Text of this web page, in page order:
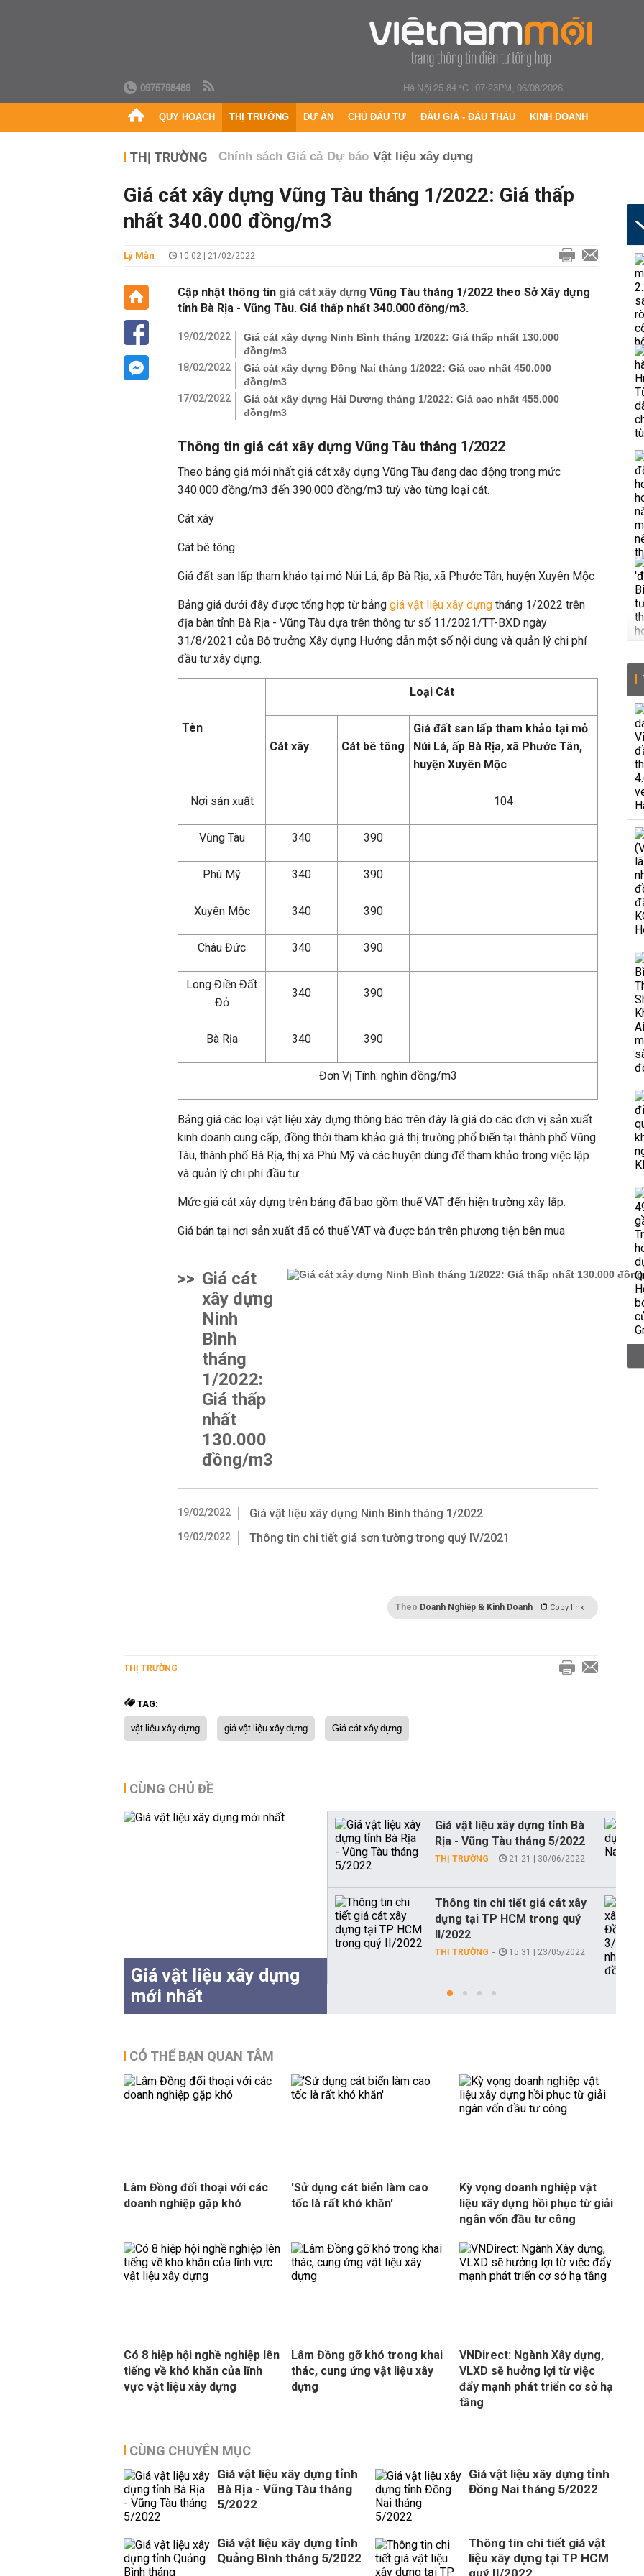
0975798489 Hà Nội 25.84 °C|07:23PM, 06/08/2026
QUY HOẠCH THỊ TRƯỜNG DỰ ÁN CHỦ ĐẦU TƯ ĐẤU GIÁ - ĐẤU THẦU KINH DOANH
THỊ TRƯỜNG Chính sách Giá cả Dự báo Vật liệu xây dựng
Giá cát xây dựng Vũng Tàu tháng 1/2022: Giá thấp
nhất 340.000 đồng/m3
Lý Mẫn 10:02 | 21/02/2022
Cập nhật thông tin giá cát xây dựng Vũng Tàu tháng 1/2022 theo Sở Xây dựng
tỉnh Bà Rịa - Vũng Tàu. Giá thấp nhất 340.000 đồng/m3.
19/02/2022
Giá cát xây dựng Ninh Bình tháng 1/2022: Giá thấp nhất 130.000
đồng/m3
18/02/2022
Giá cát xây dựng Đồng Nai tháng 1/2022: Giá cao nhất 450.000
đồng/m3
17/02/2022
Giá cát xây dựng Hải Dương tháng 1/2022: Giá cao nhất 455.000
đồng/m3
Thông tin giá cát xây dựng Vũng Tàu tháng 1/2022
Theo bảng giá mới nhất giá cát xây dựng Vũng Tàu đang dao động trong mức
340.000 đồng/m3 đến 390.000 đồng/m3 tuỳ vào từng loại cát.
Cát xây
Cát bê tông
Giá đất san lấp tham khảo tại mỏ Núi Lá, ấp Bà Rịa, xã Phước Tân, huyện Xuyên Mộc
Bảng giá dưới đây được tổng hợp từ bảng giá vật liệu xây dựng tháng 1/2022 trên
địa bàn tỉnh Bà Rịa - Vũng Tàu dựa trên thông tư số 11/2021/TT-BXD ngày
31/8/2021 của Bộ trưởng Xây dựng Hướng dẫn một số nội dung và quản lý chi phí
đầu tư xây dựng.
Tên
Loại Cát
Cát xây Cát bê tông
Giá đất san lấp tham khảo tại mỏ
Núi Lá, ấp Bà Rịa, xã Phước Tân,
huyện Xuyên Mộc
Nơi sản xuất 104
Vũng Tàu 340 390
Phú Mỹ 340 390
Xuyên Mộc 340 390
Châu Đức 340 390
Long Điền Đất
Đỏ
340 390
Bà Rịa 340 390
Đơn Vị Tính: nghìn đồng/m3
Bảng giá các loại vật liệu xây dựng thông báo trên đây là giá do các đơn vị sản xuất
kinh doanh cung cấp, đồng thời tham khảo giá thị trường phổ biến tại thành phố Vũng
Tàu, thành phố Bà Rịa, thị xã Phú Mỹ và các huyện dùng để tham khảo trong việc lập
và quản lý chi phí đầu tư.
Mức giá cát xây dựng trên bảng đã bao gồm thuế VAT đến hiện trường xây lắp.
Giá bán tại nơi sản xuất đã có thuế VAT và được bán trên phương tiện bên mua
>> Giá cát
xây dựng
Ninh
Bình
tháng
1/2022:
Giá thấp
nhất
130.000
đồng/m3
19/02/2022 Giá vật liệu xây dựng Ninh Bình tháng 1/2022
19/02/2022 Thông tin chi tiết giá sơn tường trong quý IV/2021
Theo Doanh Nghiệp & Kinh Doanh Copy link
THỊ TRƯỜNG
TAG:
vật liệu xây dựng giá vật liệu xây dựng Giá cát xây dựng
CÙNG CHỦ ĐỀ
Giá vật liệu xây dựng
mới nhất
Giá vật liệu xây dựng tỉnh Bà
Rịa - Vũng Tàu tháng 5/2022
THỊ TRƯỜNG 21:21 | 30/06/2022
Thông tin chi tiết giá cát xây
dựng tại TP HCM trong quý
II/2022
THỊ TRƯỜNG 15:31 | 23/05/2022
CÓ THỂ BẠN QUAN TÂM
Lâm Đồng đối thoại với các
doanh nghiệp gặp khó
'Sử dụng cát biển làm cao
tốc là rất khó khăn'
Kỳ vọng doanh nghiệp vật
liệu xây dựng hồi phục từ giải
ngân vốn đầu tư công
Có 8 hiệp hội nghề nghiệp lên
tiếng về khó khăn của lĩnh
vực vật liệu xây dựng
Lâm Đồng gỡ khó trong khai
thác, cung ứng vật liệu xây
dựng
VNDirect: Ngành Xây dựng,
VLXD sẽ hưởng lợi từ việc
đẩy mạnh phát triển cơ sở hạ
tầng
CÙNG CHUYÊN MỤC
Giá vật liệu xây dựng tỉnh
Bà Rịa - Vũng Tàu tháng
5/2022
Giá vật liệu xây dựng tỉnh
Đồng Nai tháng 5/2022
Giá vật liệu xây dựng tỉnh
Quảng Bình tháng 5/2022
Thông tin chi tiết giá vật
liệu xây dựng tại TP HCM
quý II/2022